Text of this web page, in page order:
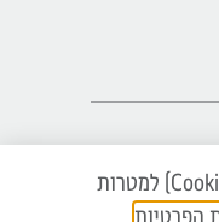
להמחשה בלבד, את
בלבד |מדיניות
אתר זה משתמש בעוגיות (Cookies) למטרות
הפרטיות